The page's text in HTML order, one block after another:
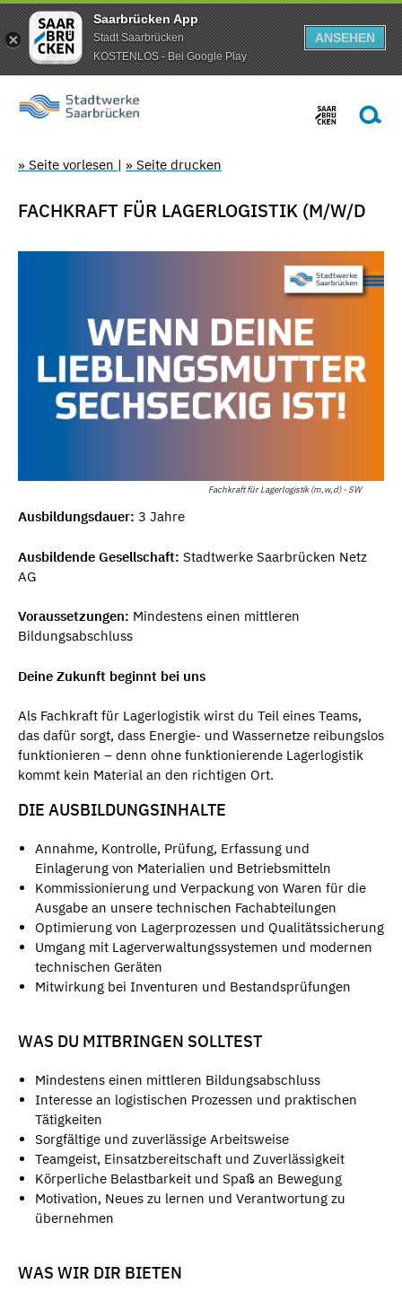
Saarbrücken App
Stadt Saarbrücken
KOSTENLOS - Bei Google Play
ANSEHEN
» Seite vorlesen | » Seite drucken
FACHKRAFT FÜR LAGERLOGISTIK (M/W/D
Fachkraft für Lagerlogistik (m,w,d) - SW
Ausbildungsdauer: 3 Jahre
Ausbildende Gesellschaft: Stadtwerke Saarbrücken Netz
AG
Voraussetzungen: Mindestens einen mittleren
Bildungsabschluss
Deine Zukunft beginnt bei uns
Als Fachkraft für Lagerlogistik wirst du Teil eines Teams,
das dafür sorgt, dass Energie- und Wassernetze reibungslos
funktionieren – denn ohne funktionierende Lagerlogistik
kommt kein Material an den richtigen Ort.
DIE AUSBILDUNGSINHALTE
Annahme, Kontrolle, Prüfung, Erfassung und
Einlagerung von Materialien und Betriebsmitteln
Kommissionierung und Verpackung von Waren für die
Ausgabe an unsere technischen Fachabteilungen
Optimierung von Lagerprozessen und Qualitätssicherung
Umgang mit Lagerverwaltungssystemen und modernen
technischen Geräten
Mitwirkung bei Inventuren und Bestandsprüfungen
WAS DU MITBRINGEN SOLLTEST
Mindestens einen mittleren Bildungsabschluss
Interesse an logistischen Prozessen und praktischen
Tätigkeiten
Sorgfältige und zuverlässige Arbeitsweise
Teamgeist, Einsatzbereitschaft und Zuverlässigkeit
Körperliche Belastbarkeit und Spaß an Bewegung
Motivation, Neues zu lernen und Verantwortung zu
übernehmen
WAS WIR DIR BIETEN